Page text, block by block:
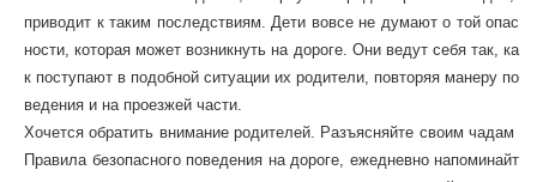
приводит к таким последствиям Дети вовсе не думают о той опас
ности ,которая может возникнуть на дороге. Они ведут себя так,ка
к поступают в подобной ситуации их родители повторяя манеру по
ведения и на проезжей части
Хочется обратить внимание родителей Разъясняйте своим чадам
Правила безопасного поведения на дороге ежедневно напоминайт